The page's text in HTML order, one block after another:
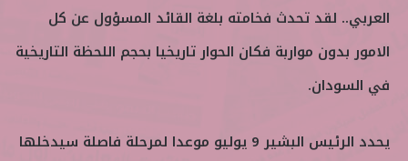
العربي.. لقد تحدث فخامته بلغة القائد المسؤول عن كل
الامور بدون مواربة فكان الحوار تاريخيا بحجم اللحظة التاريخية
في السودان.
يحدد الرئيس البشير 9 يوليو موعدا لمرحلة فاصلة سيدخلها